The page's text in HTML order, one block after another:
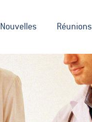
Nouvelles Réunions